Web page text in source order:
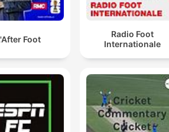
Foot
Radio Foot
Internationale